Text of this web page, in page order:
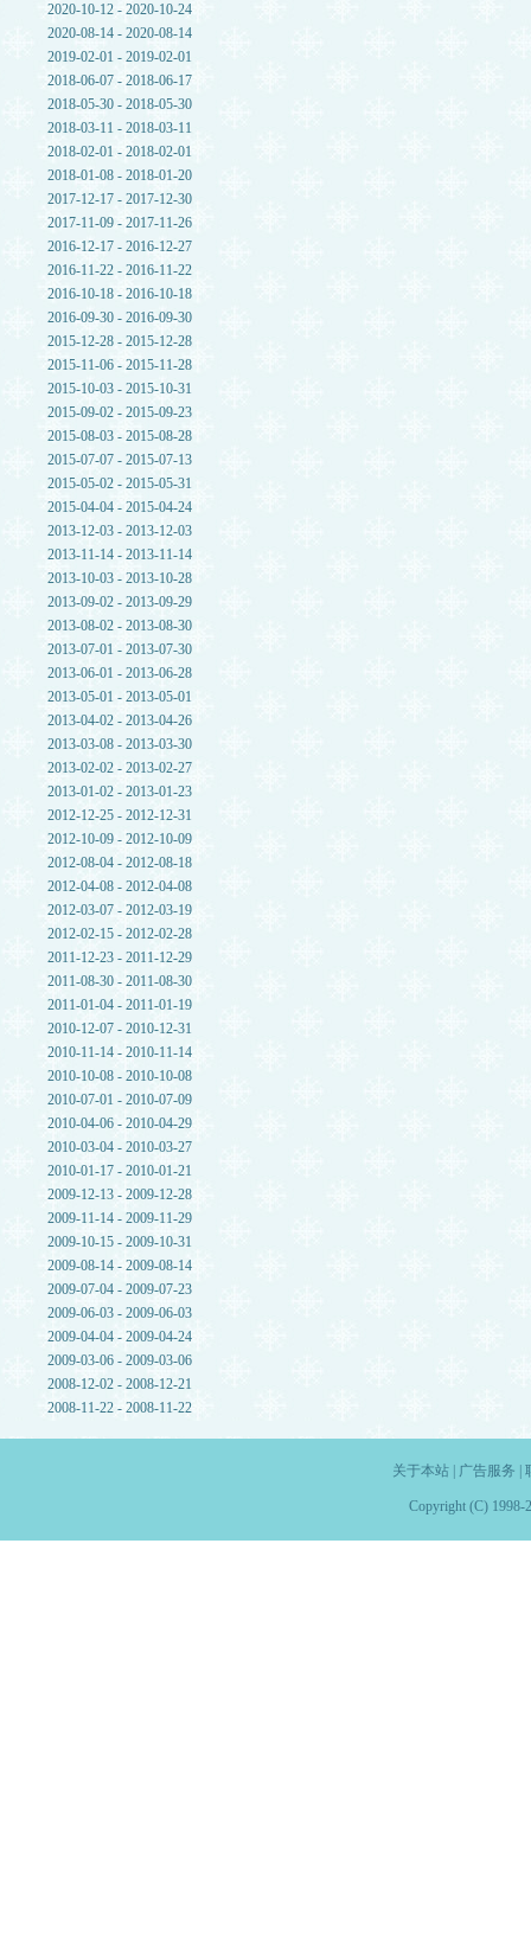
2020-10-12 - 2020-10-24
2020-08-14 - 2020-08-14
2019-02-01 - 2019-02-01
2018-06-07 - 2018-06-17
2018-05-30 - 2018-05-30
2018-03-11 - 2018-03-11
2018-02-01 - 2018-02-01
2018-01-08 - 2018-01-20
2017-12-17 - 2017-12-30
2017-11-09 - 2017-11-26
2016-12-17 - 2016-12-27
2016-11-22 - 2016-11-22
2016-10-18 - 2016-10-18
2016-09-30 - 2016-09-30
2015-12-28 - 2015-12-28
2015-11-06 - 2015-11-28
2015-10-03 - 2015-10-31
2015-09-02 - 2015-09-23
2015-08-03 - 2015-08-28
2015-07-07 - 2015-07-13
2015-05-02 - 2015-05-31
2015-04-04 - 2015-04-24
2013-12-03 - 2013-12-03
2013-11-14 - 2013-11-14
2013-10-03 - 2013-10-28
2013-09-02 - 2013-09-29
2013-08-02 - 2013-08-30
2013-07-01 - 2013-07-30
2013-06-01 - 2013-06-28
2013-05-01 - 2013-05-01
2013-04-02 - 2013-04-26
2013-03-08 - 2013-03-30
2013-02-02 - 2013-02-27
2013-01-02 - 2013-01-23
2012-12-25 - 2012-12-31
2012-10-09 - 2012-10-09
2012-08-04 - 2012-08-18
2012-04-08 - 2012-04-08
2012-03-07 - 2012-03-19
2012-02-15 - 2012-02-28
2011-12-23 - 2011-12-29
2011-08-30 - 2011-08-30
2011-01-04 - 2011-01-19
2010-12-07 - 2010-12-31
2010-11-14 - 2010-11-14
2010-10-08 - 2010-10-08
2010-07-01 - 2010-07-09
2010-04-06 - 2010-04-29
2010-03-04 - 2010-03-27
2010-01-17 - 2010-01-21
2009-12-13 - 2009-12-28
2009-11-14 - 2009-11-29
2009-10-15 - 2009-10-31
2009-08-14 - 2009-08-14
2009-07-04 - 2009-07-23
2009-06-03 - 2009-06-03
2009-04-04 - 2009-04-24
2009-03-06 - 2009-03-06
2008-12-02 - 2008-12-21
2008-11-22 - 2008-11-22
关于本站| 广告服务
Copyright (C) 1998-